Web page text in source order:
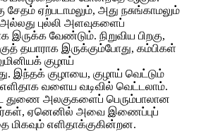
சேதம் ஏற்படாமலும், அது நசுங்காமலும்
புல்லி அளவுகளைப்
வேண்டும். நிறுவிய பிறகு,
தயாராக இருக்கும்போது, ​​கம்பிகள்
குழாய்
இந்தக் குழாயை, குழாய் வெட்டும்
வளைய வடிவில் வெட்டலாம்.
துணை அலகுகளைப் பெரும்பாலான
ஏனெனில் அவை இணைப்புப்
மிகவும் எளிதாக்குகின்றன.